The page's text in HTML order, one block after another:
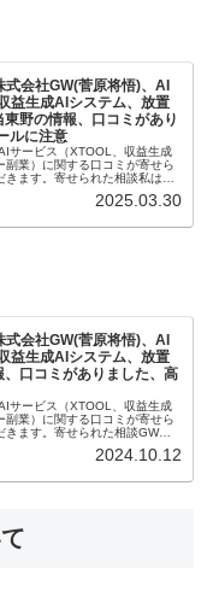
会社GW(菅原将悟)、AI
益生成AIシステム、放置
東野の情報、口コミがあり
ルに注意
サービス（XTOOL、収益生成
業）に関する口コミが寄せら
ます。寄せられた相談私は2
2025.03.30
会社GW(菅原将悟)、AI
益生成AIシステム、放置
、口コミがありました、高
サービス（XTOOL、収益生成
業）に関する口コミが寄せら
ます。寄せられた相談GW株
2024.10.12